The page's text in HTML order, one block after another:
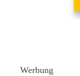
Werbung